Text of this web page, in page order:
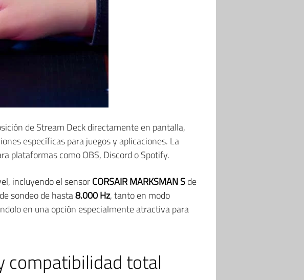
de Stream Deck directamente en pantalla,
específicas para juegos y aplicaciones. La
plataformas como OBS, Discord o Spotify.
incluyendo el sensorCORSAIR MARKSMAN Sde
sondeo de hasta8.000 Hz, tanto en modo
en una opción especialmente atractiva para
compatibilidad total